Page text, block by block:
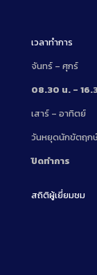
เวลาทำการ
จันทร์ – ศุกร์
08.30 น. –
เสาร์ – อาทิตย์
วันหยุดนักขัตฤก
ปิดทำการ
สถิติผู้เยี่ยมชม